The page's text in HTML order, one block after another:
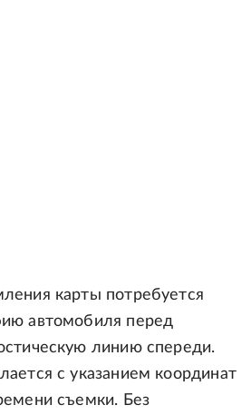
карты потребуется
автомобиля перед
линию спереди.
с указанием координат
съемки. Без